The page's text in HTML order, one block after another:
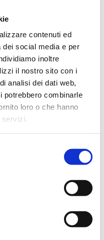
contenuti ed
dei social media e per
inoltre
il nostro sito con i
analisi dei dati web,
potrebbero combinarle
loro o che hanno
servizi.